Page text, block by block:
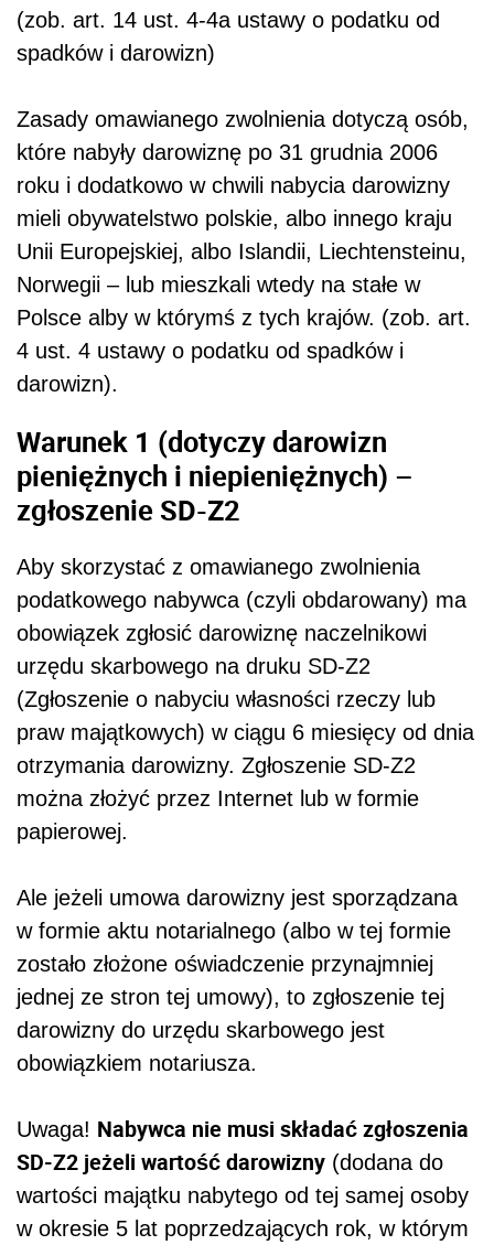
(zob. art. 14 ust. 4-4a ustawy o podatku od
spadków i darowizn)
Zasady omawianego zwolnienia dotyczą osób,
które nabyły darowiznę po 31 grudnia 2006
roku i dodatkowo w chwili nabycia darowizny
mieli obywatelstwo polskie, albo innego kraju
Unii Europejskiej, albo Islandii, Liechtensteinu,
Norwegii – lub mieszkali wtedy na stałe w
Polsce alby w którymś z tych krajów. (zob. art.
4 ust. 4 ustawy o podatku od spadków i
darowizn).
Warunek 1 (dotyczy darowizn
pieniężnych i niepieniężnych) –
zgłoszenie SD-Z2
Aby skorzystać z omawianego zwolnienia
podatkowego nabywca (czyli obdarowany) ma
obowiązek zgłosić darowiznę naczelnikowi
urzędu skarbowego na druku SD-Z2
(Zgłoszenie o nabyciu własności rzeczy lub
praw majątkowych) w ciągu 6 miesięcy od dnia
otrzymania darowizny. Zgłoszenie SD-Z2
można złożyć przez Internet lub w formie
papierowej.
Ale jeżeli umowa darowizny jest sporządzana
w formie aktu notarialnego (albo w tej formie
zostało złożone oświadczenie przynajmniej
jednej ze stron tej umowy), to zgłoszenie tej
darowizny do urzędu skarbowego jest
obowiązkiem notariusza.
Uwaga! Nabywca nie musi składać zgłoszenia
SD-Z2 jeżeli wartość darowizny (dodana do
wartości majątku nabytego od tej samej osoby
w okresie 5 lat poprzedzających rok, w którym